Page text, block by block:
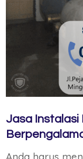
Jasa Instalasi
Anda harus